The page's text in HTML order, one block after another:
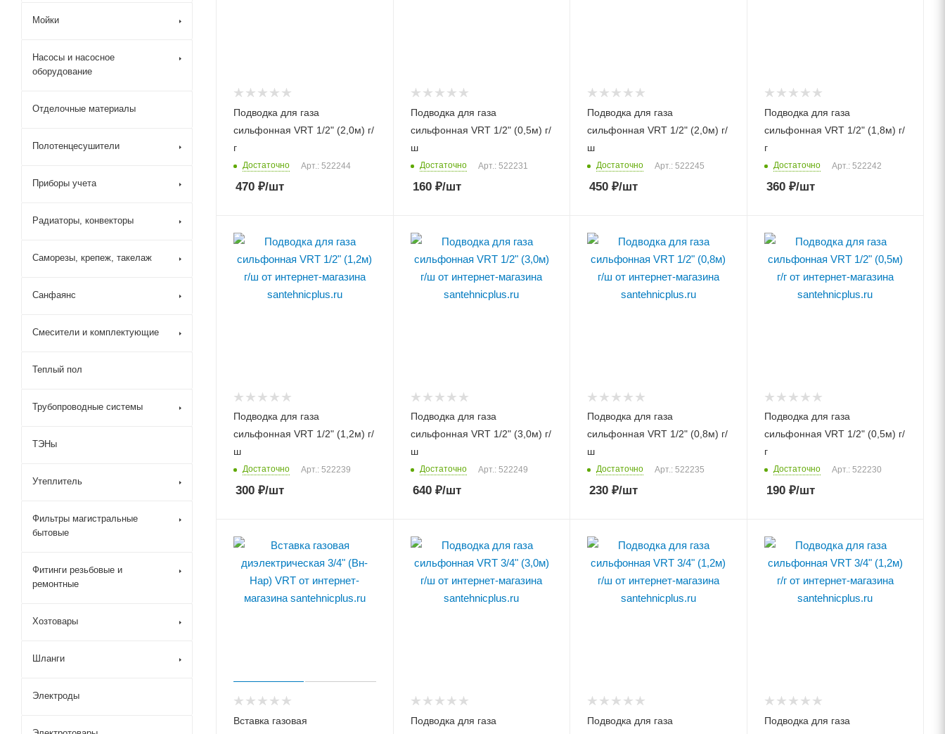
Подводка для газа
сильфонная VRT 1/2" (2,0м) г/
г
Достаточно Арт.: 522244
470 ₽/шт
Подводка для газа
сильфонная VRT 1/2" (0,5м) г/
ш
Достаточно Арт.: 522231
160₽/шт
Подводка для газа
сильфонная VRT 1/2" (2,0м) г/
ш
Достаточно Арт.: 522245
450 ₽/шт
Подводка для газа
сильфонная VRT 1/2" (1,8м) г/
г
Достаточно Арт.: 522242
360₽/шт
Подводка для газа
сильфонная VRT 1/2" (1,2м) г/
ш
Достаточно Арт.: 522239
300 ₽/шт
Подводка для газа
сильфонная VRT 1/2" (3,0м) г/
ш
Достаточно Арт.: 522249
640₽/шт
Подводка для газа
сильфонная VRT 1/2" (0,8м) г/
ш
Достаточно Арт.: 522235
230 ₽/шт
Подводка для газа
сильфонная VRT 1/2" (0,5м) г/
г
Достаточно Арт.: 522230
190₽/шт
Вставка газовая
Подводка для газа
Подводка для газа
Подводка для газа
Мойки
Насосы и насосное
оборудование
Отделочные материалы
Полотенцесушители
Приборы учета
Радиаторы, конвекторы
Саморезы, крепеж, такелаж
Санфаянс
Смесители и комплектующие
Теплый пол
Трубопроводные системы
ТЭНы
Утеплитель
Фильтры магистральные
бытовые
Фитинги резьбовые и
ремонтные
Хозтовары
Шланги
Электроды